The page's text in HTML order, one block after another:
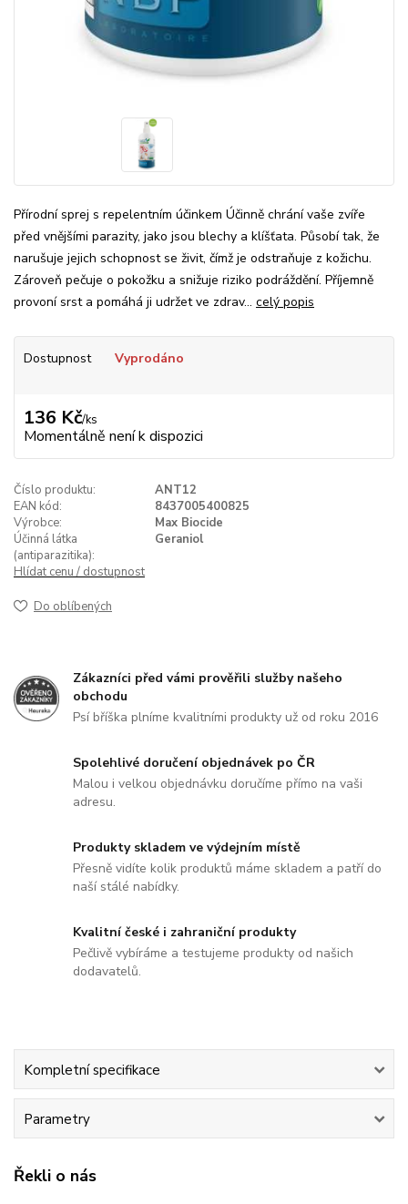
Přírodní sprej s repelentním účinkem Účinně chrání vaše zvíře
před vnějšími parazity, jako jsou blechy a klíšťata. Působí tak, že
narušuje jejich schopnost se živit, čímž je odstraňuje z kožichu.
Zároveň pečuje o pokožku a snižuje riziko podráždění. Příjemně
provoní srst a pomáhá ji udržet ve zdrav... celý popis
Dostupnost Vyprodáno
136 Kč/ks
Momentálně není k dispozici
Číslo produktu:
ANT12
EAN kód:
8437005400825
Výrobce:
Max Biocide
Účinná látka
(antiparazitika):
Geraniol
Hlídat cenu / dostupnost
Do oblíbených
Zákazníci před vámi prověřili služby našeho
obchodu
Psí bříška plníme kvalitními produkty už od roku 2016
Spolehlivé doručení objednávek po ČR
Malou i velkou objednávku doručíme přímo na vaši
adresu.
Produkty skladem ve výdejním místě
Přesně vidíte kolik produktů máme skladem a patří do
naší stálé nabídky.
Kvalitní české i zahraniční produkty
Pečlivě vybíráme a testujeme produkty od našich
dodavatelů.
Kompletní specifikace
Parametry
Řekli o nás